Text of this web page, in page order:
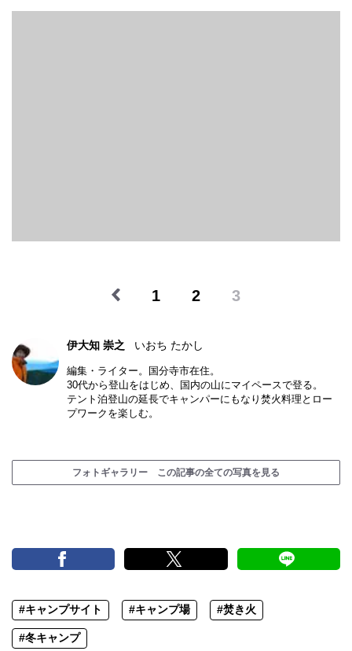
1 2 3
伊大知 崇之 いおち たかし
編集・ライター。国分寺市在住。
30代から登山をはじめ、国内の山にマイペースで登る。
テント泊登山の延長でキャンパーにもなり焚火料理とロー
プワークを楽しむ。
フォトギャラリー この記事の全ての写真を見る
#キャンプサイト #キャンプ場 #焚き火
#冬キャンプ